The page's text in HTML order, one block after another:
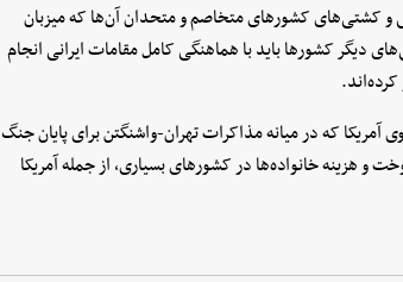
و کشتی‌های کشورهای متخاصم و متحدان آن‌ها که میزبان
دیگر کشورها باید با هماهنگی کامل مقامات ایرانی انجام
آمریکا که در میانه مذاکرات تهران-واشنگتن برای پایان جنگ
و هزینه خانواده‌ها در کشورهای بسیاری، از جمله آمریکا